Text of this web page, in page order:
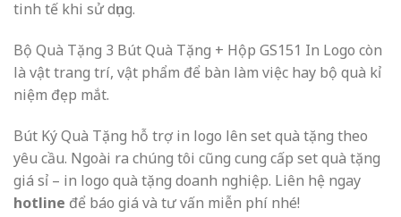
tinh tế khi sử dụng.
Bộ Quà Tặng 3 Bút Quà Tặng + Hộp GS151 In Logo còn
là vật trang trí, vật phẩm để bàn làm việc hay bộ quà kỉ
niệm đẹp mắt.
Bút Ký Quà Tặng hỗ trợ in logo lên set quà tặng theo
yêu cầu. Ngoài ra chúng tôi cũng cung cấp set quà tặng
giá sỉ – in logo quà tặng doanh nghiệp. Liên hệ ngay
hotline để báo giá và tư vấn miễn phí nhé!